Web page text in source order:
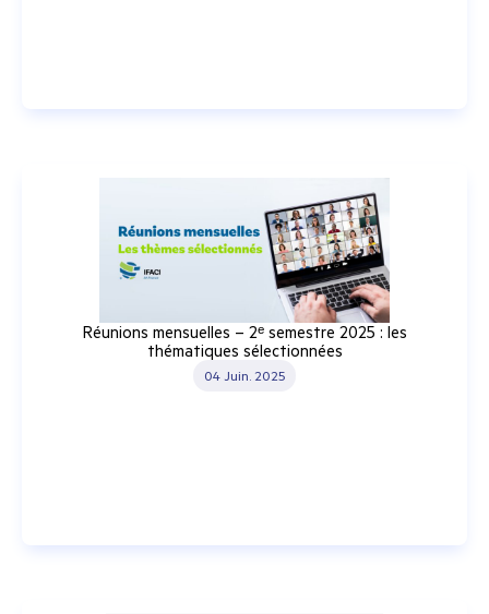
Réunions mensuelles – 2ᵉ semestre 2025 : les
thématiques sélectionnées
04 Juin. 2025